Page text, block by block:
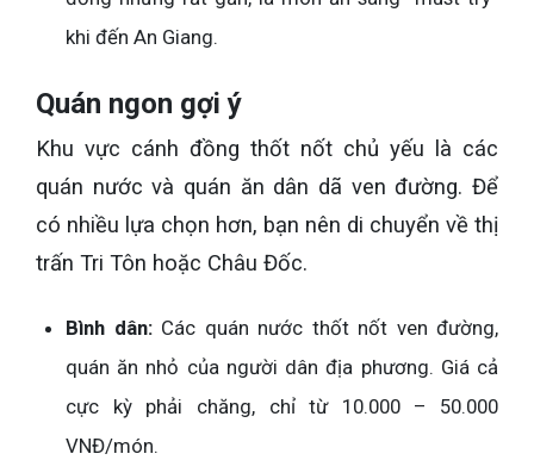
khi đến An Giang.
Quán ngon gợi ý
Khu vực cánh đồng thốt nốt chủ yếu là các
quán nước và quán ăn dân dã ven đường. Để
có nhiều lựa chọn hơn, bạn nên di chuyển về thị
trấn Tri Tôn hoặc Châu Đốc.
Bình dân:Các quán nước thốt nốt ven đường,
quán ăn nhỏ của người dân địa phương. Giá cả
cực kỳ phải chăng, chỉ từ 10.000 – 50.000
VNĐ/món.